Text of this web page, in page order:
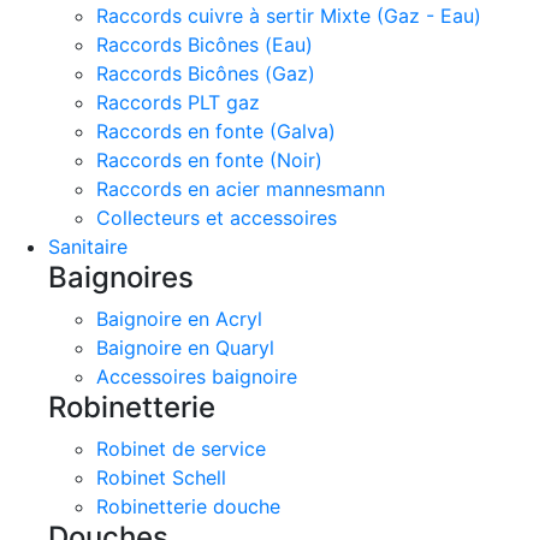
Raccords cuivre à sertir Mixte (Gaz - Eau)
Raccords Bicônes (Eau)
Raccords Bicônes (Gaz)
Raccords PLT gaz
Raccords en fonte (Galva)
Raccords en fonte (Noir)
Raccords en acier mannesmann
Collecteurs et accessoires
Sanitaire
Baignoires
Baignoire en Acryl
Baignoire en Quaryl
Accessoires baignoire
Robinetterie
Robinet de service
Robinet Schell
Robinetterie douche